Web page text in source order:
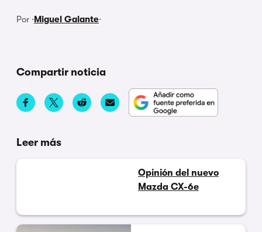
Por ·Miguel Galante·
Compartir noticia
Leer más
Opinión del nuevo
Mazda CX-6e